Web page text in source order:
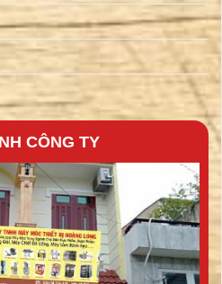
CÔNG TY